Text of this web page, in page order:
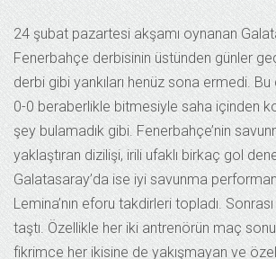
24 şubat pazartesi akşamı oynanan
Fenerbahçe derbisinin üstünden günler
derbi gibi yankıları henüz sona ermedi.
0-0 beraberlikle bitmesiyle saha içinden
şey bulamadık gibi. Fenerbahçe’nin
yaklaştıran dizilişi, irili ufaklı birkaç gol
Galatasaray’da ise iyi savunma
Lemina’nın eforu takdirleri topladı. Sonrası
taştı. Özellikle her iki antrenörün maç sonu
fikrimce her ikisine de yakışmayan ve